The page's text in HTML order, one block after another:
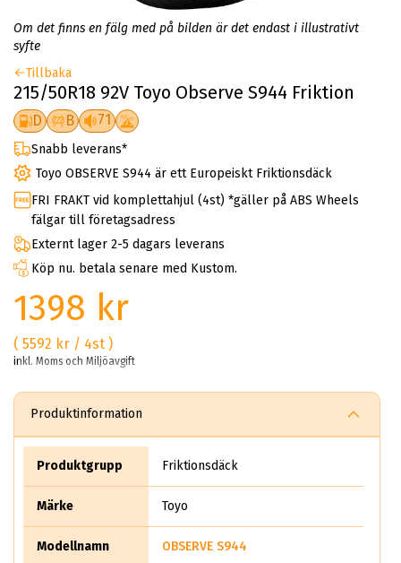
Om det finns en fälg med på bilden är det endast i illustrativt
syfte
Tillbaka
215/50R18 92V Toyo Observe S944 Friktion
D B 71
Snabb leverans*
Toyo OBSERVE S944 är ett Europeiskt Friktionsdäck
FRI FRAKT vid komplettahjul (4st) *gäller på ABS Wheels
fälgar till företagsadress
Externt lager 2-5 dagars leverans
Köp nu. betala senare med Kustom.
1398 kr
( 5592 kr / 4st )
inkl. Moms och Miljöavgift
Produktinformation
Produktgrupp Friktionsdäck
Märke Toyo
Modellnamn OBSERVE S944